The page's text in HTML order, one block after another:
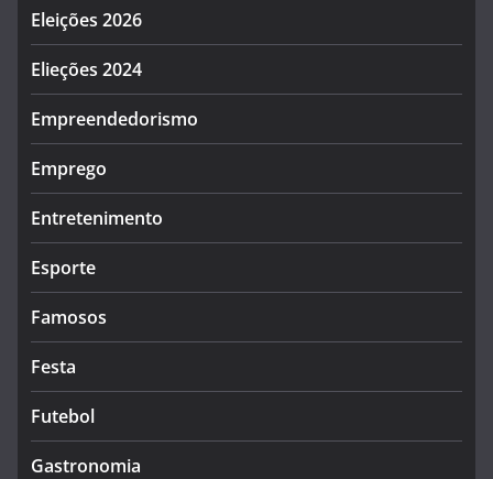
Eleições 2026
Elieções 2024
Empreendedorismo
Emprego
Entretenimento
Esporte
Famosos
Festa
Futebol
Gastronomia